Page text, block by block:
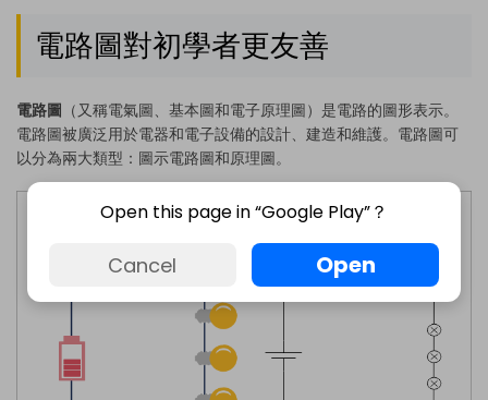
電路圖對初學者更友善
電路圖 （又稱電氣圖、基本圖和電子原理圖）是電路的圖形表示。
電路圖被廣泛用於電器和電子設備的設計、建造和維護。電路圖可
以分為兩大類型：圖示電路圖和原理圖。
Open this page in “Google Play”？
Cancel Open